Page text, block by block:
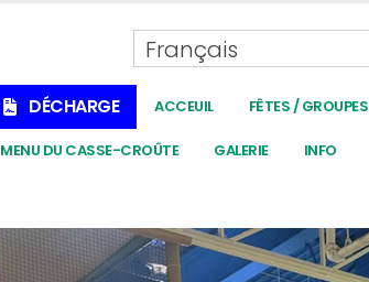
Français
DÉCHARGE ACCEUIL FÊTES / GROUPES
MENU DU CASSE-CROÛTE GALERIE INFO